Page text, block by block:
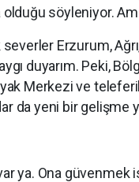
olduğu söyleniyor.
Erzurum,
duyarım. Peki,
Merkezi ve
da yeni bir gelişme
ya. Ona